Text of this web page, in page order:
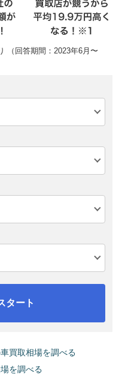
（回答期間：2023年6月〜
タート
買取相場を調べる
を調べる